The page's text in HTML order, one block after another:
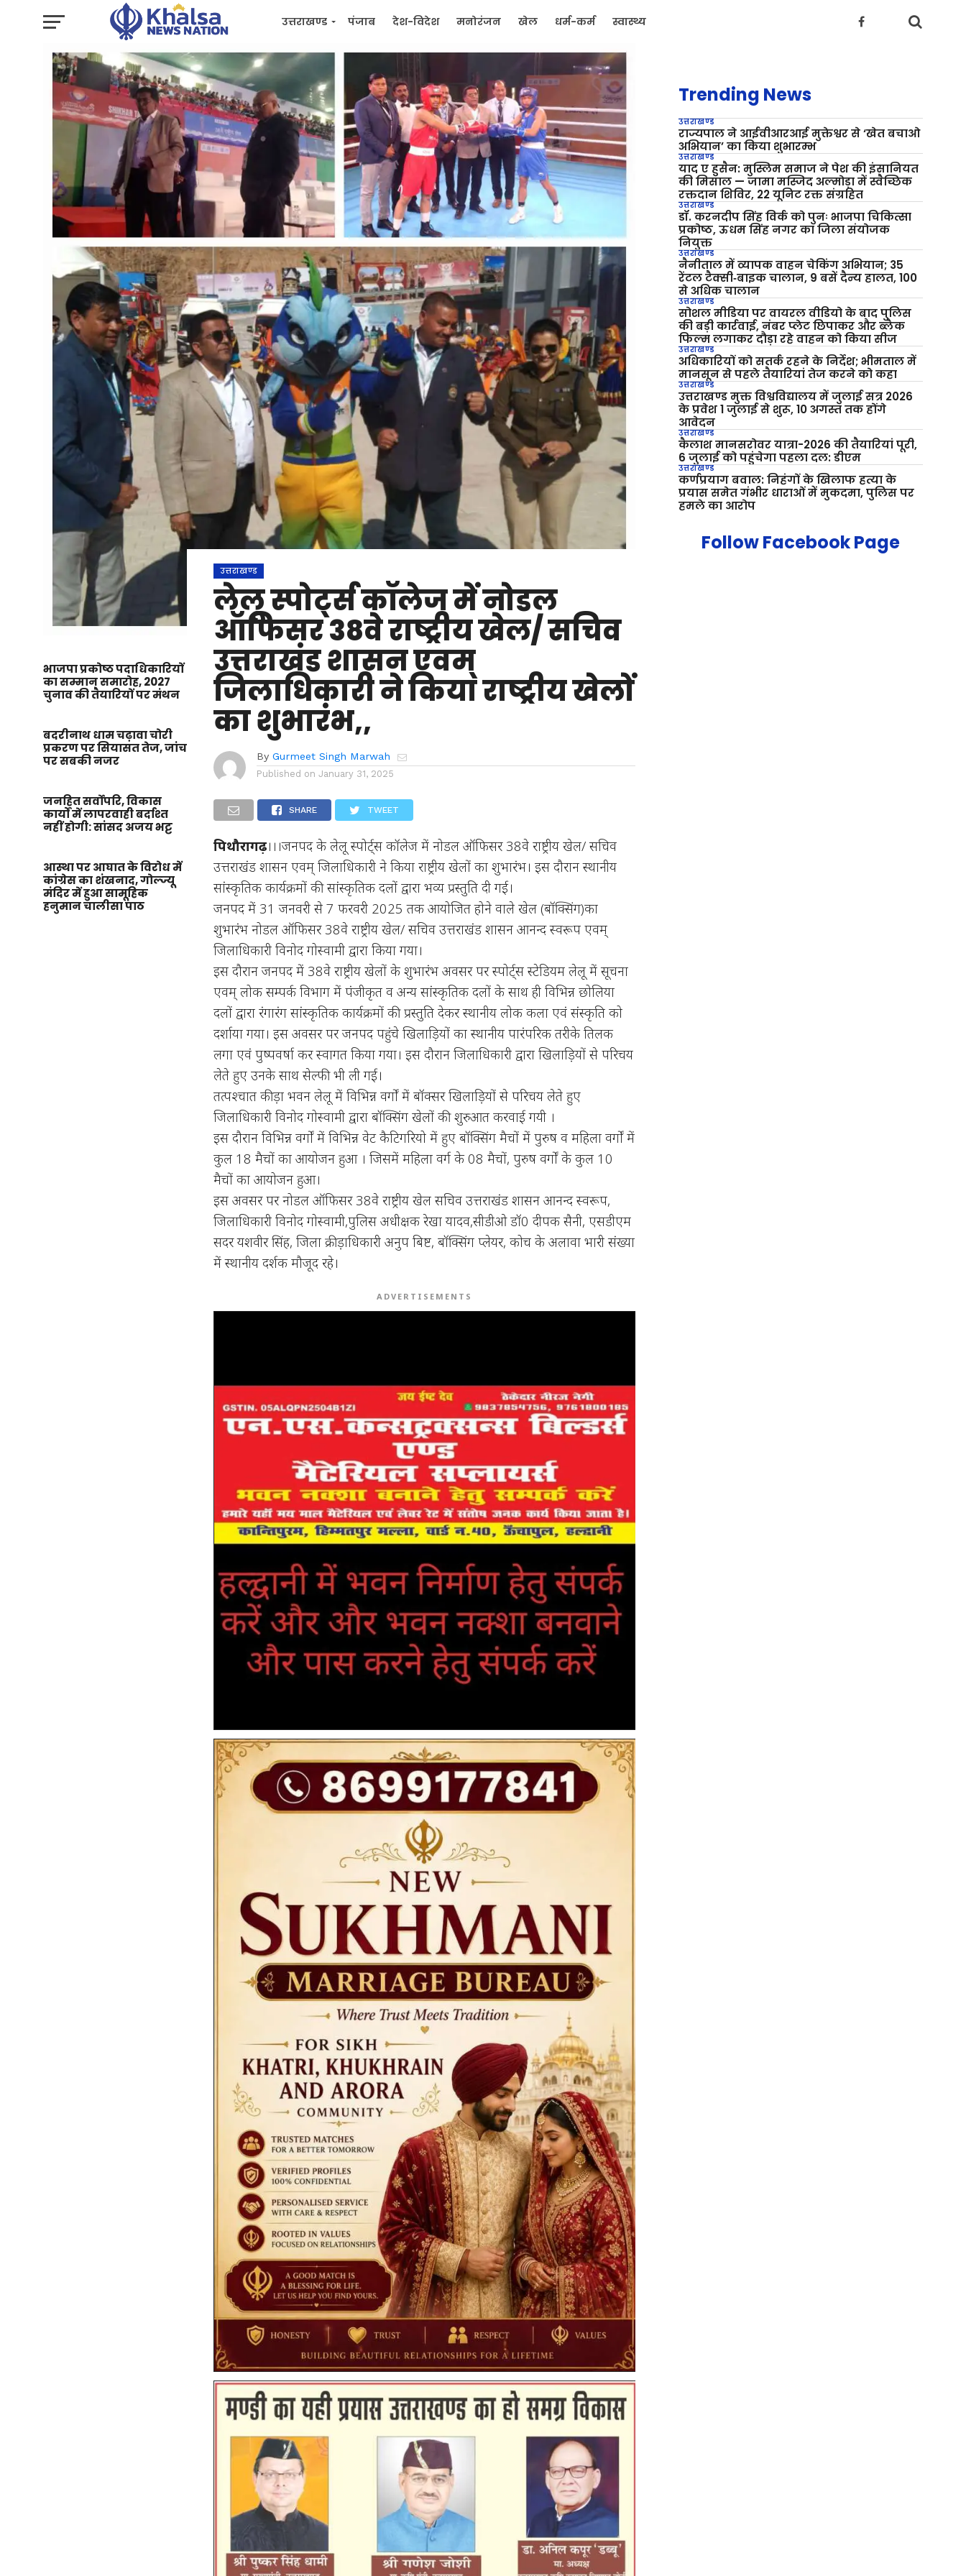
उत्तराखण्ड पंजाब देश-विदेश मनोरंजन खेल धर्म-कर्म स्वास्थ्य
प्रशासनिक
भाजपा प्रकोष्ठ पदाधिकारियों
का सम्मान समारोह, 2027
चुनाव की तैयारियों पर मंथन
बदरीनाथ धाम चढ़ावा चोरी
प्रकरण पर सियासत तेज, जांच
पर सबकी नजर
जनहित सर्वोपरि, विकास
कार्यों में लापरवाही बर्दाश्त
नहीं होगी: सांसद अजय भट्ट
आस्था पर आघात के विरोध में
कांग्रेस का शंखनाद, गोल्ज्यू
मंदिर में हुआ सामूहिक
हनुमान चालीसा पाठ
उत्तराखण्ड
लेलू स्पोर्ट्स कॉलेज में नोडल
ऑफिसर 38वे राष्ट्रीय खेल/ सचिव
उत्तराखंड शासन एवम्
जिलाधिकारी ने किया राष्ट्रीय खेलों
का शुभारंभ,,
By Gurmeet Singh Marwah
Published on January 31, 2025
SHARE TWEET
पिथौरागढ़।।।जनपद के लेलू स्पोर्ट्स कॉलेज में नोडल ऑफिसर 38वे राष्ट्रीय खेल/ सचिव
उत्तराखंड शासन एवम् जिलाधिकारी ने किया राष्ट्रीय खेलों का शुभारंभ। इस दौरान स्थानीय
सांस्कृतिक कार्यक्रमों की सांस्कृतिक दलों द्वारा भव्य प्रस्तुति दी गई।
जनपद में 31 जनवरी से 7 फरवरी 2025 तक आयोजित होने वाले खेल (बॉक्सिंग)का
शुभारंभ नोडल ऑफिसर 38वे राष्ट्रीय खेल/ सचिव उत्तराखंड शासन आनन्द स्वरूप एवम्
जिलाधिकारी विनोद गोस्वामी द्वारा किया गया।
इस दौरान जनपद में 38वे राष्ट्रीय खेलों के शुभारंभ अवसर पर स्पोर्ट्स स्टेडियम लेलू में सूचना
एवम् लोक सम्पर्क विभाग में पंजीकृत व अन्य सांस्कृतिक दलों के साथ ही विभिन्न छोलिया
दलों द्वारा रंगारंग सांस्कृतिक कार्यक्रमों की प्रस्तुति देकर स्थानीय लोक कला एवं संस्कृति को
दर्शाया गया। इस अवसर पर जनपद पहुंचे खिलाड़ियों का स्थानीय पारंपरिक तरीके तिलक
लगा एवं पुष्पवर्षा कर स्वागत किया गया। इस दौरान जिलाधिकारी द्वारा खिलाड़ियों से परिचय
लेते हुए उनके साथ सेल्फी भी ली गई।
तत्पश्चात कीड़ा भवन लेलू में विभिन्न वर्गों में बॉक्सर खिलाड़ियों से परिचय लेते हुए
जिलाधिकारी विनोद गोस्वामी द्वारा बॉक्सिंग खेलों की शुरुआत करवाई गयी ।
इस दौरान विभिन्न वर्गों में विभिन्न वेट कैटिगरियो में हुए बॉक्सिंग मैचों में पुरुष व महिला वर्गों में
कुल 18 मैचों का आयोजन हुआ । जिसमें महिला वर्ग के 08 मैचों, पुरुष वर्गों के कुल 10
मैचों का आयोजन हुआ।
इस अवसर पर नोडल ऑफिसर 38वे राष्ट्रीय खेल सचिव उत्तराखंड शासन आनन्द स्वरूप,
जिलाधिकारी विनोद गोस्वामी,पुलिस अधीक्षक रेखा यादव,सीडीओ डॉ0 दीपक सैनी, एसडीएम
सदर यशवीर सिंह, जिला क्रीड़ाधिकारी अनुप बिष्ट, बॉक्सिंग प्लेयर, कोच के अलावा भारी संख्या
में स्थानीय दर्शक मौजूद रहे।
ADVERTISEMENTS
Trending News
उत्तराखण्ड
राज्यपाल ने आईवीआरआई मुक्तेश्वर से ‘खेत बचाओ
अभियान’ का किया शुभारम्भ
उत्तराखण्ड
याद ए हुसैन: मुस्लिम समाज ने पेश की इंसानियत
की मिसाल — जामा मस्जिद अल्मोड़ा में स्वैच्छिक
रक्तदान शिविर, 22 यूनिट रक्त संग्रहित
उत्तराखण्ड
डॉ. करनदीप सिंह विर्क को पुनः भाजपा चिकित्सा
प्रकोष्ठ, ऊधम सिंह नगर का जिला संयोजक
नियुक्त
उत्तराखण्ड
नैनीताल में व्यापक वाहन चेकिंग अभियान; 35
रेंटल टैक्सी‑बाइक चालान, 9 बसें दैन्य हालत, 100
से अधिक चालान
उत्तराखण्ड
सोशल मीडिया पर वायरल वीडियो के बाद पुलिस
की बड़ी कार्रवाई, नंबर प्लेट छिपाकर और ब्लैक
फिल्म लगाकर दौड़ा रहे वाहन को किया सीज
उत्तराखण्ड
अधिकारियों को सतर्क रहने के निर्देश; भीमताल में
मानसून से पहले तैयारियां तेज करने को कहा
उत्तराखण्ड
उत्तराखण्ड मुक्त विश्वविद्यालय में जुलाई सत्र 2026
के प्रवेश 1 जुलाई से शुरू, 10 अगस्त तक होंगे
आवेदन
उत्तराखण्ड
कैलाश मानसरोवर यात्रा-2026 की तैयारियां पूरी,
6 जुलाई को पहुंचेगा पहला दल: डीएम
उत्तराखण्ड
कर्णप्रयाग बवाल: निहंगों के खिलाफ हत्या के
प्रयास समेत गंभीर धाराओं में मुकदमा, पुलिस पर
हमले का आरोप
Follow Facebook Page